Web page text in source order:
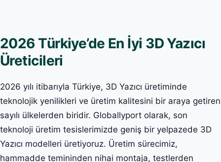
2026 Türkiye’de En İyi 3D Yazıcı
Üreticileri
2026 yılı itibarıyla Türkiye, 3D Yazıcı üretiminde
teknolojik yenilikleri ve üretim kalitesini bir araya getiren
sayılı ülkelerden biridir. Globallyport olarak, son
teknoloji üretim tesislerimizde geniş bir yelpazede 3D
Yazıcı modelleri üretiyoruz. Üretim sürecimiz,
hammadde temininden nihai montaja, testlerden